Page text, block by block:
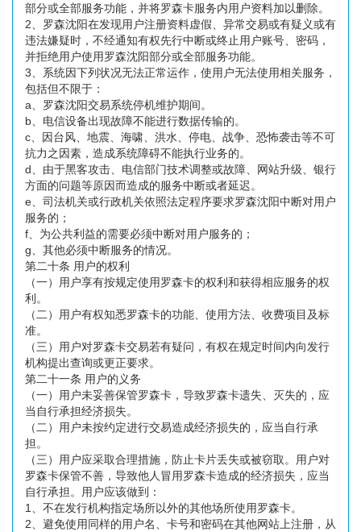
部分或全部服务功能，并将罗森卡服务内用户资料加以删除。
2、罗森沈阳在发现用户注册资料虚假、异常交易或有疑义或有
违法嫌疑时，不经通知有权先行中断或终止用户账号、密码，
并拒绝用户使用罗森沈阳部分或全部服务功能。
3、系统因下列状况无法正常运作，使用户无法使用相关服务，
包括但不限于：
a、罗森沈阳交易系统停机维护期间。
b、电信设备出现故障不能进行数据传输的。
c、因台风、地震、海啸、洪水、停电、战争、恐怖袭击等不可
抗力之因素，造成系统障碍不能执行业务的。
d、由于黑客攻击、电信部门技术调整或故障、网站升级、银行
方面的问题等原因而造成的服务中断或者延迟。
e、司法机关或行政机关依照法定程序要求罗森沈阳中断对用户
服务的；
f、为公共利益的需要必须中断对用户服务的；
g、其他必须中断服务的情况。
第二十条 用户的权利
（一）用户享有按规定使用罗森卡的权利和获得相应服务的权
利。
（二）用户有权知悉罗森卡的功能、使用方法、收费项目及标
准。
（三）用户对罗森卡交易若有疑问，有权在规定时间内向发行
机构提出查询或更正要求。
第二十一条 用户的义务
（一）用户未妥善保管罗森卡，导致罗森卡遗失、灭失的，应
当自行承担经济损失。
（二）用户未按约定进行交易造成经济损失的，应当自行承
担。
（三）用户应采取合理措施，防止卡片丢失或被窃取。用户对
罗森卡保管不善，导致他人冒用罗森卡造成的经济损失，应当
自行承担。用户应该做到：
1、不在发行机构指定场所以外的其他场所使用罗森卡。
2、避免使用同样的用户名、卡号和密码在其他网站上注册，从